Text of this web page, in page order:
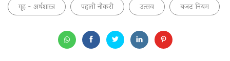
गृह - अर्थशास्त्र पहली नौकरी उत्सव बजट नियम